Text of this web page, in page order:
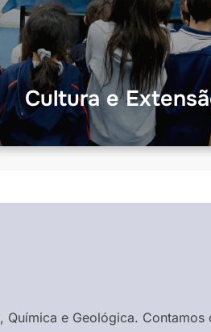
Cultura e
e Geológica. Contamos